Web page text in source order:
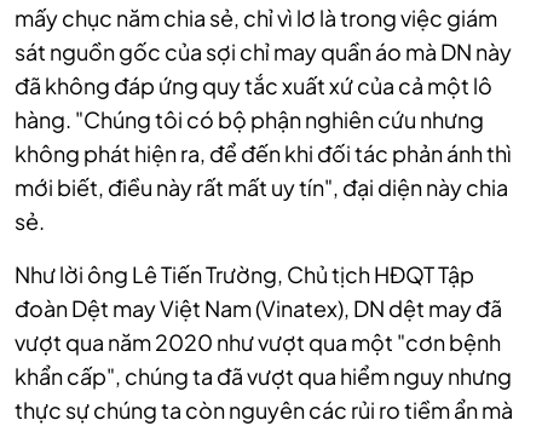
mấy chục năm chia sẻ, chỉ vì lơ là trong việc giám
sát nguồn gốc của sợi chỉ may quần áo mà DN này
đã không đáp ứng quy tắc xuất xứ của cả một lô
hàng. "Chúng tôi có bộ phận nghiên cứu nhưng
không phát hiện ra, để đến khi đối tác phản ánh thì
mới biết, điều này rất mất uy tín", đại diện này chia
sẻ.
Như lời ông Lê Tiến Trường, Chủ tịch HĐQT Tập
đoàn Dệt may Việt Nam (Vinatex), DN dệt may đã
vượt qua năm 2020 như vượt qua một "cơn bệnh
khẩn cấp", chúng ta đã vượt qua hiểm nguy nhưng
thực sự chúng ta còn nguyên các rủi ro tiềm ẩn mà